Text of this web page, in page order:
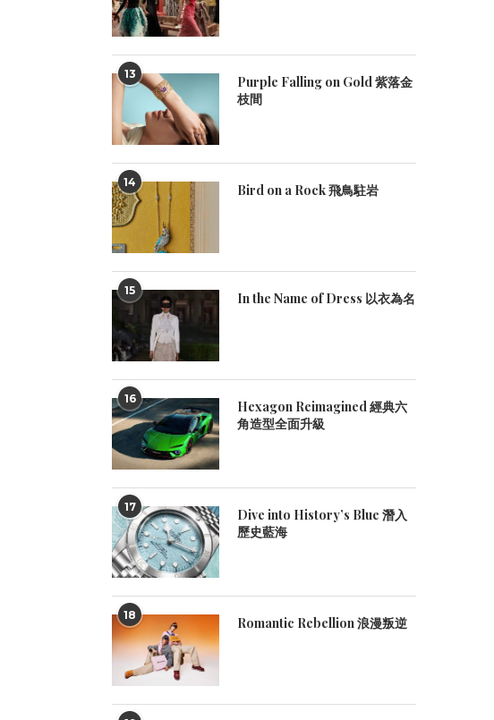
13
Purple Falling on Gold 紫落金
枝間
14 Bird on a Rock 飛鳥駐岩
15 In the Name of Dress 以衣為名
16
Hexagon Reimagined 經典六
角造型全面升級
17
Dive into History’s Blue 潛入
歷史藍海
18 Romantic Rebellion 浪漫叛逆